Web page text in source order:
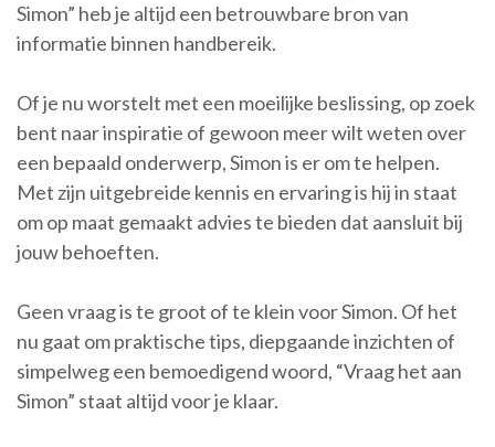
Simon” heb je altijd een betrouwbare bron van
informatie binnen handbereik.
Of je nu worstelt met een moeilijke beslissing, op zoek
bent naar inspiratie of gewoon meer wilt weten over
een bepaald onderwerp, Simon is er om te helpen.
Met zijn uitgebreide kennis en ervaring is hij in staat
om op maat gemaakt advies te bieden dat aansluit bij
jouw behoeften.
Geen vraag is te groot of te klein voor Simon. Of het
nu gaat om praktische tips, diepgaande inzichten of
simpelweg een bemoedigend woord, “Vraag het aan
Simon” staat altijd voor je klaar.